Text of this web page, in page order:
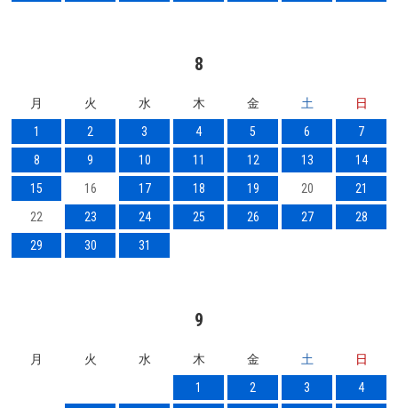
8
月 火 水 木 金 土
日
1
2 3 4 5 6
7
8
9 10 11 12 13
14
15
16 17 18 19 20
21
22
23 24 25 26 27
28
29
30 31
9
月 火 水 木 金 土
日
1
2 3
4